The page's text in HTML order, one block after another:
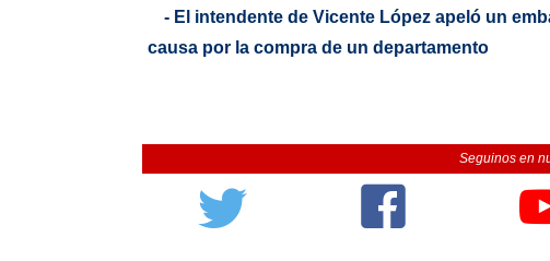
- El intendente de Vicente López apeló un
causa por la compra de un departamento
Seguinos en